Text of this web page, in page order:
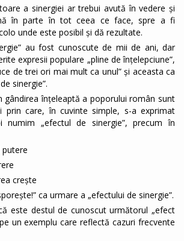
a sinergiei ar trebui avută în vedere și
în parte în tot ceea ce face, spre a fi
unde este posibil și dă rezultate.
au fost cunoscute de mii de ani, dar
expresii populare „pline de înțelepciune”,
de trei ori mai mult ca unul” și aceasta ca
sinergie”.
gândirea înțeleaptă a poporului român sunt
prin care, în cuvinte simple, s-a exprimat
„efectul de sinergie”, precum în
putere
crește
ca urmare a „efectului de sinergie”.
este destul de cunoscut următorul „efect
un exemplu care reflectă cazuri frecvente